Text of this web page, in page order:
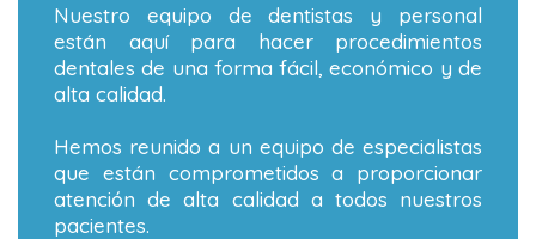
Nuestro equipo de dentistas y personal
están aquí para hacer procedimientos
dentales de una forma fácil, económico y de
alta calidad.
Hemos reunido a un equipo de especialistas
que están comprometidos a proporcionar
atención de alta calidad a todos nuestros
pacientes.